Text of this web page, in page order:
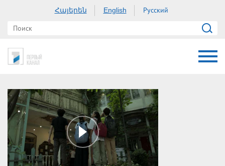
Հայերեն English Русский